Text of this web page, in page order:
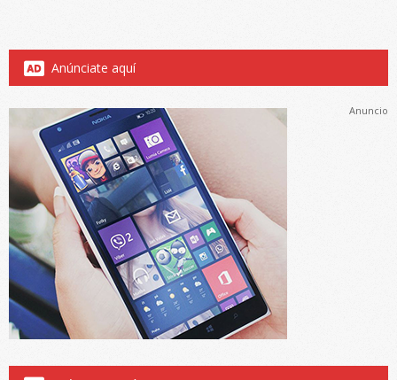
Anúnciate aquí
Anuncio